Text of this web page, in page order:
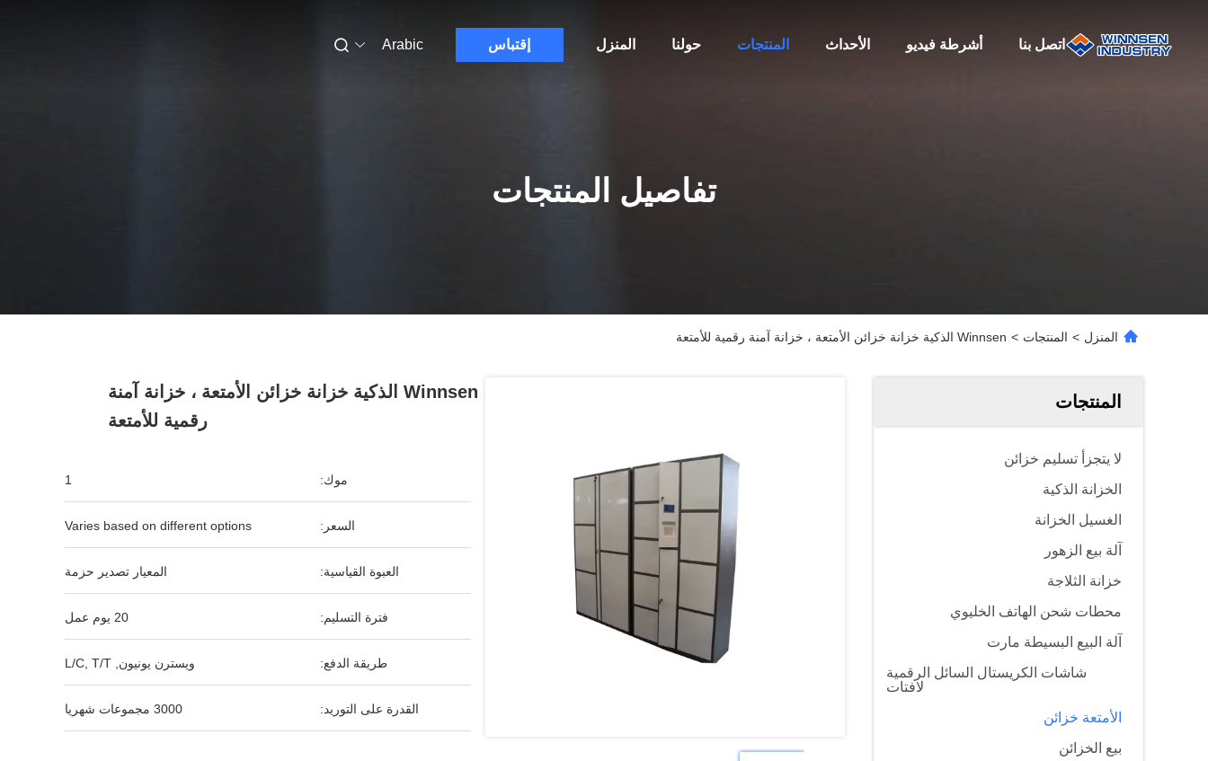
المنزل حولنا المنتجات الأحداث أشرطة فيديو اتصل بنا إقتباس Arabic
تفاصيل المنتجات
المنزل > المنتجات > Winnsen الذكية خزانة خزائن الأمتعة ، خزانة آمنة رقمية للأمتعة
المنتجات
لا يتجزأ تسليم خزائن
الخزانة الذكية
الغسيل الخزانة
آلة بيع الزهور
خزانة الثلاجة
محطات شحن الهاتف الخليوي
آلة البيع البسيطة مارت
شاشات الكريستال السائل الرقمية
لافتات
الأمتعة خزائن
بيع الخزائن
Winnsen الذكية خزانة خزائن الأمتعة ، خزانة آمنة
رقمية للأمتعة
موك: 1
السعر: Varies based on different options
العبوة القياسية: المعيار تصدير حزمة
فترة التسليم: 20 يوم عمل
طريقة الدفع: ويسترن يونيون, L/C, T/T
القدرة على التوريد: 3000 مجموعات شهريا